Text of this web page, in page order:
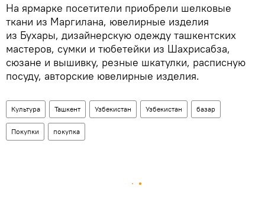
На ярмарке посетители приобрели шелковые
ткани из Маргилана, ювелирные изделия
из Бухары, дизайнерскую одежду ташкентских
мастеров, сумки и тюбетейки из Шахрисабза,
сюзане и вышивку, резные шкатулки, расписную
посуду, авторские ювелирные изделия.
Культура Ташкент Узбекистан Узбекистан базар
Покупки покупка